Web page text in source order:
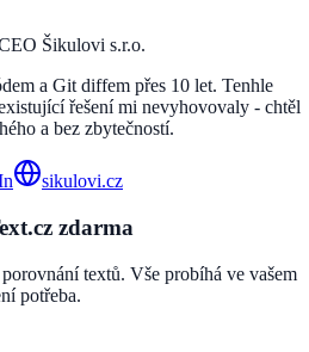
Šikulovi s.r.o.
a Git diffem přes 10 let. Tenhle
řešení mi nevyhovovaly - chtěl
a bez zbytečností.
sikulovi.cz
zdarma
textů. Vše probíhá ve vašem
potřeba.